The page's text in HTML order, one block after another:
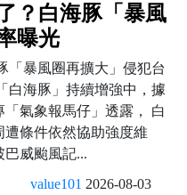
？白海豚「暴風
曝光
「暴風圈再擴大」侵犯台
白海豚」持續增強中，據
「氣象報馬仔」透露， 白
條件依然協助強度維
威颱風記...
value101 2026-08-03